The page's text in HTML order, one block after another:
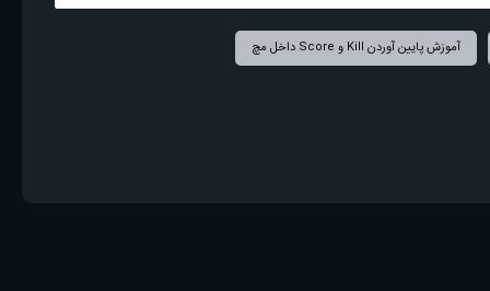
آموزش پایین آوردن Kill و Score داخل مچ